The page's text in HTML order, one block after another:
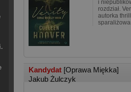
i
rozdział.
autorka
Kandydat [Oprawa Miękka]
Jakub Żulczyk